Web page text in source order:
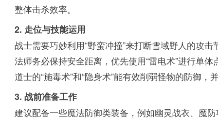
整体击杀效率。
2. 走位与技能运用
战士需要巧妙利用“野蛮冲撞”来打断雪域野人的攻
法师务必保持安全距离，优先使用“雷电术”进行单
道士的“施毒术”和“隐身术”能有效削弱怪物的防御
3. 战前准备工作
建议配备一些魔法防御类装备，例如幽灵战衣、魔